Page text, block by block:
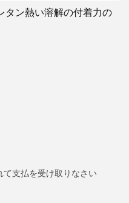
タン熱い溶解の付着力の
支払を受け取りなさい